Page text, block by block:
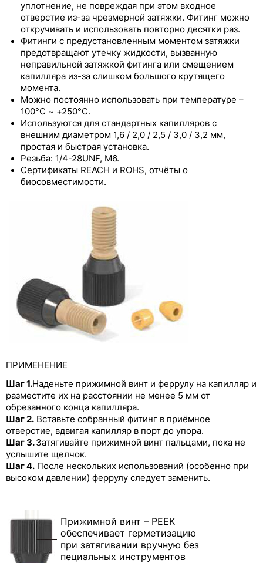
уплотнение, не повреждая при этом входное
отверстие из-за чрезмерной затяжки. Фитинг можно
откручивать и использовать повторно десятки раз.
Фитинги с предустановленным моментом затяжки
предотвращают утечку жидкости, вызванную
неправильной затяжкой фитинга или смещением
капилляра из-за слишком большого крутящего
момента.
Можно постоянно использовать при температуре –
100°C ~ +250°C.
Используются для стандартных капилляров с
внешним диаметром 1,6 / 2,0 / 2,5 / 3,0 / 3,2 мм,
простая и быстрая установка.
Резьба: 1/4-28UNF, M6.
Сертификаты REACH и ROHS, отчёты о
биосовместимости.
ПРИМЕНЕНИЕ
Шаг 1.Наденьте прижимной винт и феррулу на капилляр и
разместите их на расстоянии не менее 5 мм от
обрезанного конца капилляра.
Шаг 2. Вставьте собранный фитинг в приёмное
отверстие, вдвигая капилляр в порт до упора.
Шаг 3.Затягивайте прижимной винт пальцами, пока не
услышите щелчок.
Шаг 4. После нескольких использований (особенно при
высоком давлении) феррулу следует заменить.
Прижимной винт – PEEK
обеспечивает герметизацию
при затягивании вручную без
пециальных инструментов
Бесфланцевые фитинги из PEEK со
стопорным кольцом
Фланцевый ультра-мини-фитинг из PEEK
Бесфланцевый ультра-мини-фитинг из PEEK
со стопорным кольцом
Фитинги из PEEK большого диаметра
Бесфланцевые фитинги из PEEK с
предустановленным моментом затяжки
Бесфланцевые фитинги из PEEK со
стопорным кольцом и предустановленным
моментом затяжки
Цельнолитой фитинг из PEEK
Винты с феррулой из PEEK
Цельнолитой фитинг из PEEK с
предустановленным моментом затяжки
Цельнолитые фитинги из PEEK с
разноцветными колпачками
Заглушки из PEEK
Переходники Runze из PEEK с внутренней
полимерных материалов
Трубки для перистальтических насосов